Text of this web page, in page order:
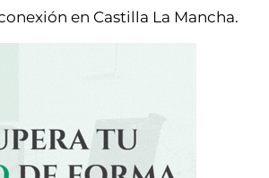
en Castilla La Mancha.